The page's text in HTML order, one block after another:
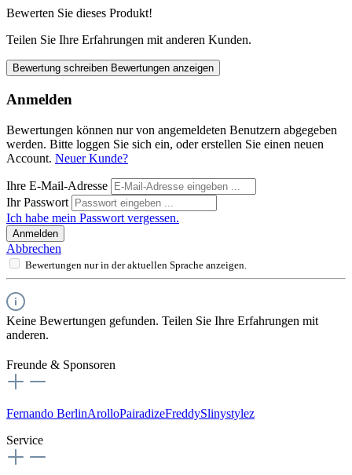
Bewerten Sie dieses Produkt!
Teilen Sie Ihre Erfahrungen mit anderen Kunden.
Bewertung schreiben Bewertungen anzeigen
Anmelden
Bewertungen können nur von angemeldeten Benutzern abgegeben
werden. Bitte loggen Sie sich ein, oder erstellen Sie einen neuen
Account. Neuer Kunde?
Ihre E-Mail-Adresse
Ihr Passwort
Ich habe mein Passwort vergessen.
Anmelden
Abbrechen
Bewertungen nur in der aktuellen Sprache anzeigen.
Keine Bewertungen gefunden. Teilen Sie Ihre Erfahrungen mit
anderen.
Freunde & Sponsoren
Fernando BerlinArolloPairadizeFreddySlinystylez
Service